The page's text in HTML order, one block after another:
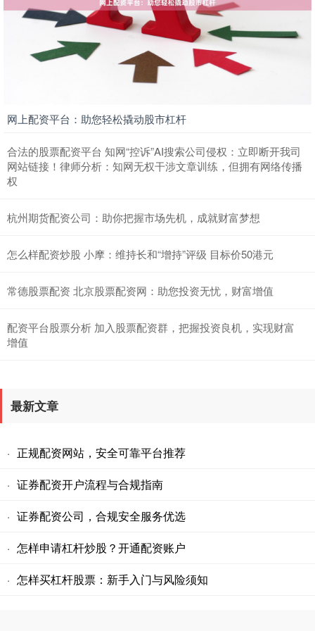
网上配资平台：助您轻松撬动股市杠杆
合法的股票配资平台 知网“控诉”AI搜索公司侵权：立即断开我司
网站链接！律师分析：知网无权干涉文章训练，但拥有网络传播
权
杭州期货配资公司：助你把握市场先机，成就财富梦想
怎么样配资炒股 小摩：维持长和“增持”评级 目标价50港元
常德股票配资 北京股票配资网：助您投资无忧，财富增值
配资平台股票分析 加入股票配资群，把握投资良机，实现财富
增值
最新文章
· 正规配资网站，安全可靠平台推荐
· 证券配资开户流程与合规指南
· 证券配资公司，合规安全服务优选
· 怎样申请杠杆炒股？开通配资账户
· 怎样买杠杆股票：新手入门与风险须知